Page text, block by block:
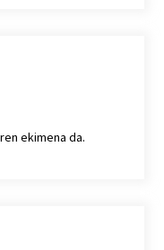
ekimena da.